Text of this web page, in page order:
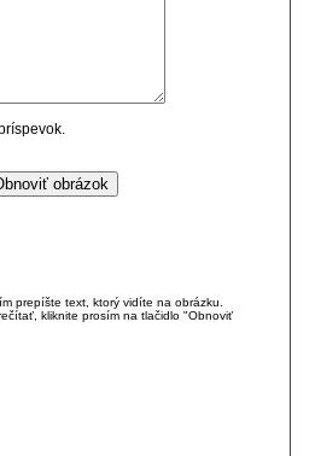
prepíšte text, ktorý vidíte na obrázku.
kliknite prosím na tlačidlo "Obnoviť